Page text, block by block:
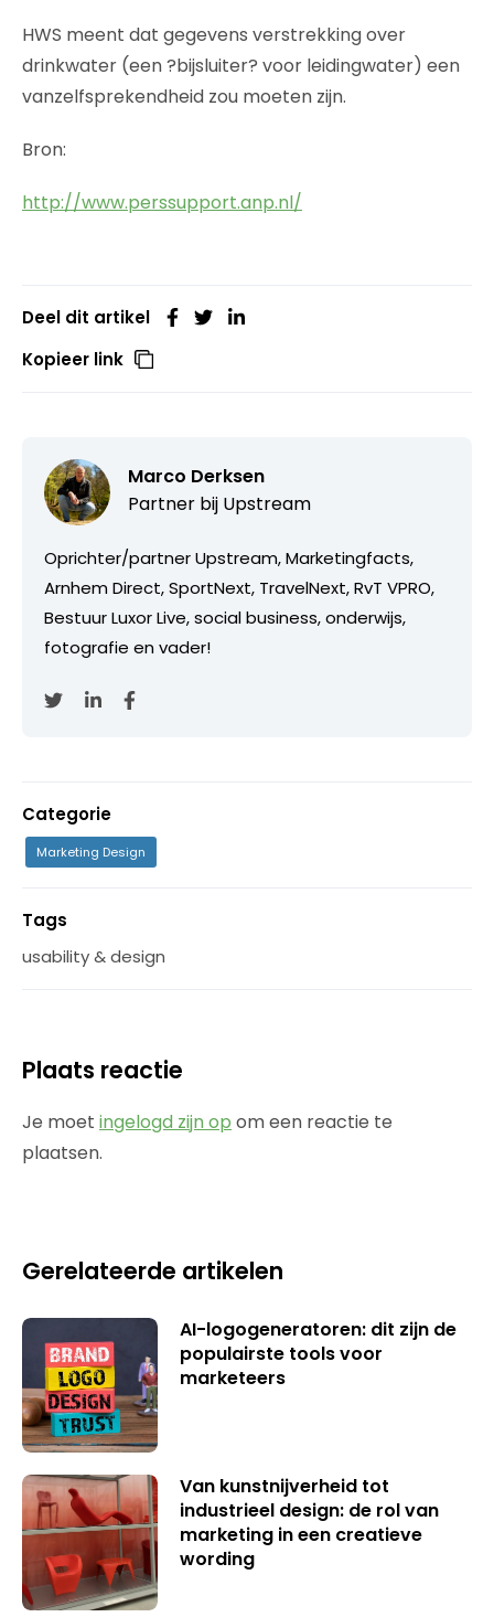
HWS meent dat gegevens verstrekking over
drinkwater (een ?bijsluiter? voor leidingwater) een
vanzelfsprekendheid zou moeten zijn.
Bron:
http://www.perssupport.anp.nl/
Deel dit artikel
Kopieer link
Marco Derksen
Partner bij Upstream
Oprichter/partner Upstream, Marketingfacts,
Arnhem Direct, SportNext, TravelNext, RvT VPRO,
Bestuur Luxor Live, social business, onderwijs,
fotografie en vader!
Categorie
Marketing Design
Tags
usability & design
Plaats reactie
Je moet ingelogd zijn op om een reactie te
plaatsen.
Gerelateerde artikelen
AI-logogeneratoren: dit zijn de
populairste tools voor
marketeers
Van kunstnijverheid tot
industrieel design: de rol van
marketing in een creatieve
wording